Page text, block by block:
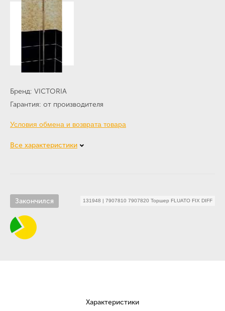
Бренд VICTORIA
Гарантия от производителя
Условия обмена и возврата товара
Все характеристики
Закончился 131948 | 7907810 7907820 Торшер FLUATO FIX DIFF
Характеристики